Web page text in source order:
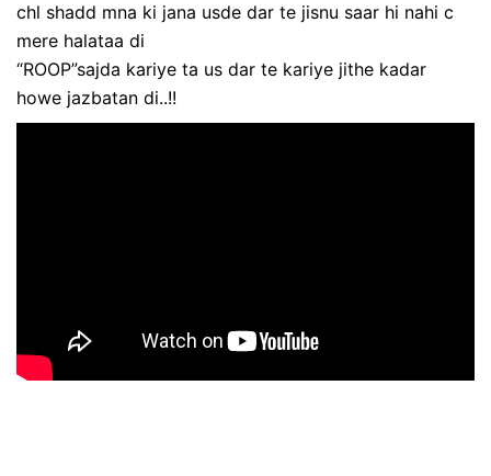
chl shadd mna ki jana usde dar te jisnu saar hi nahi c
mere halataa di
“ROOP”sajda kariye ta us dar te kariye jithe kadar
howe jazbatan di..!!